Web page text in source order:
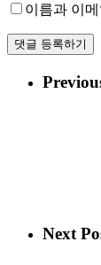
이름과 이메
Next